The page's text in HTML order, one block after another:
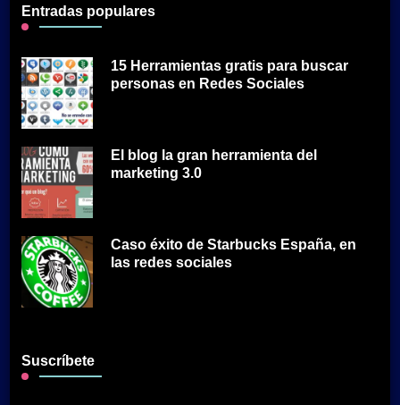
Entradas populares
15 Herramientas gratis para buscar
personas en Redes Sociales
El blog la gran herramienta del
marketing 3.0
Caso éxito de Starbucks España, en
las redes sociales
Suscríbete